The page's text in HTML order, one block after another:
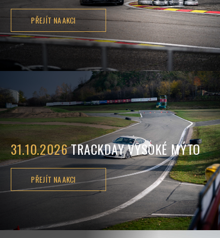
PŘEJÍT NA AKCI
31.10.2026TRACKDAY VYSOKÉ MÝTO
PŘEJÍT NA AKCI